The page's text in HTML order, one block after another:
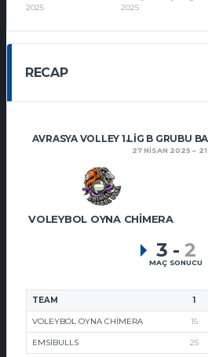
2025
2025
RECAP
AVRASYA VOLLEY 1.LIG B GRUBU
27 NISAN 2025
VOLEYBOL OYNA CHIMERA
3 - 2
MAÇ SONUCU
TEAM 1
VOLEYBOL OYNA CHIMERA 15
EMSIBULLS 25